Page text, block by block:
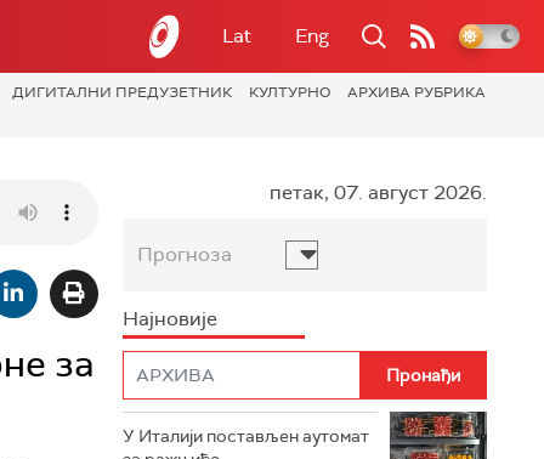
Lat Eng
ДИГИТАЛНИ ПРЕДУЗЕТНИК КУЛТУРНО АРХИВА РУБРИКА
за
петак, 07. август 2026.
Прогноза
Најновије
У Италији постављен аутомат